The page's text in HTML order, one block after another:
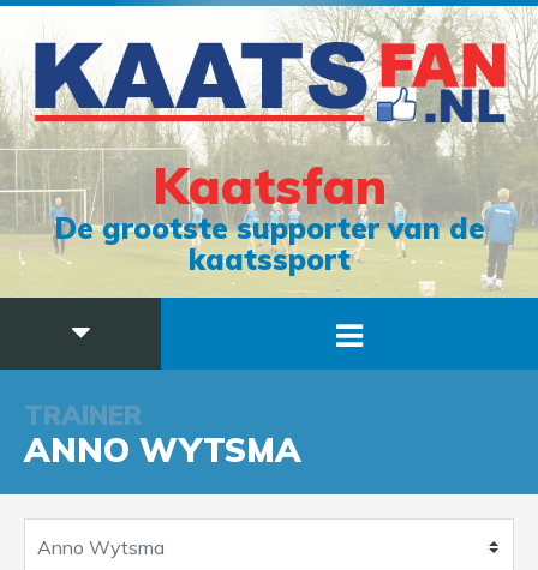
Kaatsfan
De grootste supporter van de
kaatssport
TRAINER
ANNO WYTSMA